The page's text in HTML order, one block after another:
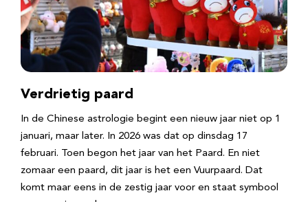
Verdrietig paard
In de Chinese astrologie begint een nieuw jaar niet op 1
januari, maar later. In 2026 was dat op dinsdag 17
februari. Toen begon het jaar van het Paard. En niet
zomaar een paard, dit jaar is het een Vuurpaard. Dat
komt maar eens in de zestig jaar voor en staat symbool